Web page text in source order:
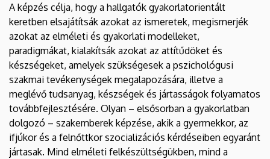
A képzés célja, hogy a hallgatók gyakorlatorientált
keretben elsajátítsák azokat az ismeretek, megismerjék
azokat az elméleti és gyakorlati modelleket,
paradigmákat, kialakítsák azokat az attítűdöket és
készségeket, amelyek szükségesek a pszichológusi
szakmai tevékenységek megalapozására, illetve a
meglévő tudsanyag, készségek és jártasságok folyamatos
továbbfejlesztésére. Olyan – elsősorban a gyakorlatban
dolgozó – szakemberek képzése, akik a gyermekkor, az
ifjúkor és a felnőttkor szocializációs kérdéseiben egyaránt
jártasak. Mind elméleti felkészültségükben, mind a